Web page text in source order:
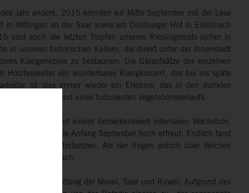
Jahr anders. 2015 konnten wir Mitte September mit der Lese
Wiltingen an der Saar sowie am Duisburger Hof in Eitelsbach
sind auch die letzten Tropfen unseres Rieslingmosts sicher in
in unseren historischen Kellern, die direkt unter der Innenstadt
Klangerlebnis zu bestaunen: Die Gäraufsätze der einzelnen
Holzfasskeller ein wunderbares Klangkonzert, das bis ins späte
ist dies immer wieder ein Erlebnis, das in den dunklen
aufgrund eines turbulenten Vegetationsverlaufs.
früh und mit einem bemerkenswert intensiven Wachstum.
die Regenfälle Anfang September hoch erfreut: Endlich fand
sich entspannt fortsetzen. Als der Regen jedoch über Wochen
und 2014 wach.
alle Winzer entlang der Mosel, Saar und Ruwer. Aufgrund des